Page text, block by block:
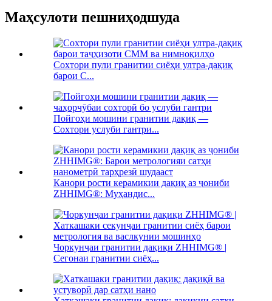
Маҳсулоти пешниҳодшуда
Сохтори пули гранитии сиёҳи ултра-дақиқ
барои C...
Пойгоҳи мошини гранитии дақиқ —
Сохтори услуби гантри...
Канори рости керамикии дақиқ аз ҷониби
ZHHIMG®: Муҳандис...
Чоркунҷаи гранитии дақиқи ZHHIMG® |
Сегонаи гранитии сиёҳ...